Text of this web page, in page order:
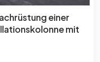
einer
mit